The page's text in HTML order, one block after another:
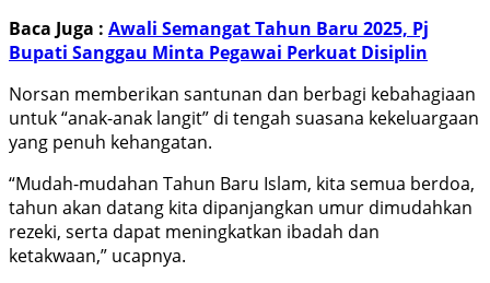
Baca Juga : Awali Semangat Tahun Baru 2025, Pj
Bupati Sanggau Minta Pegawai Perkuat Disiplin
Norsan memberikan santunan dan berbagi kebahagiaan
untuk “anak-anak langit” di tengah suasana kekeluargaan
yang penuh kehangatan.
“Mudah-mudahan Tahun Baru Islam, kita semua berdoa,
tahun akan datang kita dipanjangkan umur dimudahkan
rezeki, serta dapat meningkatkan ibadah dan
ketakwaan,” ucapnya.